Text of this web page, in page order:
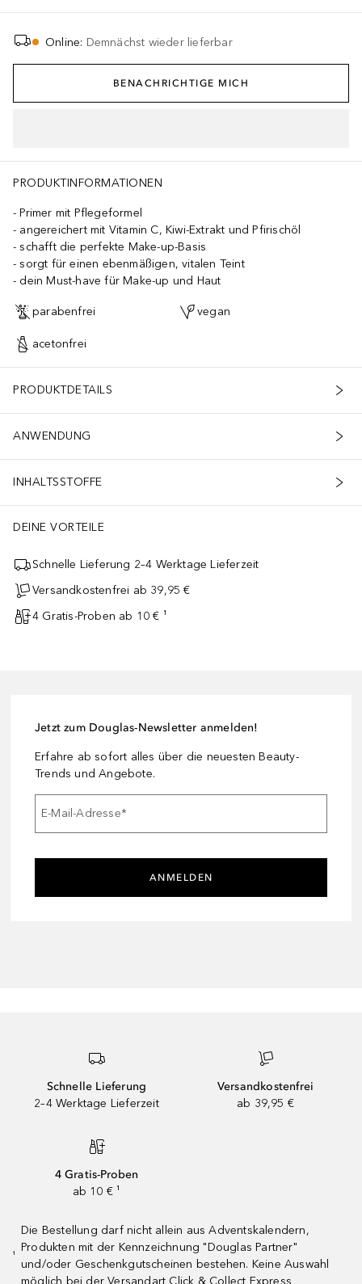
Online: Demnächst wieder lieferbar
BENACHRICHTIGE MICH
PRODUKTINFORMATIONEN
Primer mit Pflegeformel
angereichert mit Vitamin C, Kiwi-Extrakt und Pfirischöl
schafft die perfekte Make-up-Basis
sorgt für einen ebenmäßigen, vitalen Teint
dein Must-have für Make-up und Haut
parabenfrei vegan
acetonfrei
PRODUKTDETAILS
ANWENDUNG
INHALTSSTOFFE
DEINE VORTEILE
Schnelle Lieferung 2–4 Werktage Lieferzeit
Versandkostenfrei ab 39,95 €
4 Gratis-Proben ab 10 € ¹
Jetzt zum Douglas-Newsletter anmelden!
Erfahre ab sofort alles über die neuesten Beauty-
Trends und Angebote.
E-Mail-Adresse*
ANMELDEN
Schnelle Lieferung
2–4 Werktage Lieferzeit
Versandkostenfrei
ab 39,95 €
4 Gratis-Proben
ab 10 € ¹
¹
Die Bestellung darf nicht allein aus Adventskalendern,
Produkten mit der Kennzeichnung "Douglas Partner"
und/oder Geschenkgutscheinen bestehen. Keine Auswahl
möglich bei der Versandart Click & Collect Express